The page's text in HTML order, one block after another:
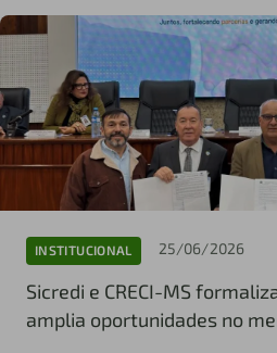
INSTITUCIONAL 25/06/2026
Sicredi e CRECI-MS
amplia oportunidades no